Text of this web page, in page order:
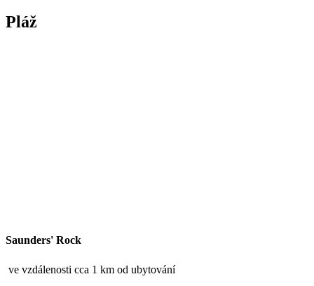
Pláž
Saunders' Rock
ve vzdálenosti cca 1 km od ubytování